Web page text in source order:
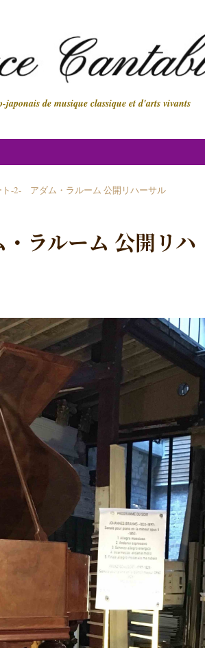
japonais de musique classique et d'arts vivants
-2- アダム・ラルーム 公開リハーサル
ラルーム 公開リハ